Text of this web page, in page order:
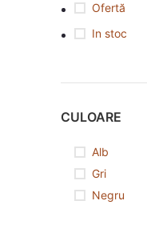
Ofertă
In stoc
CULOARE
Alb
Gri
Negru